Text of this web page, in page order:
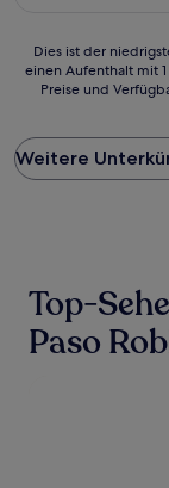
Dies
ist
Preis
pro
Nacht,
24 Stunden
einen
Aufenthalt
Dies ist der
einen Aufenthalt mit
Preise und
Weitere
Top-
Paso